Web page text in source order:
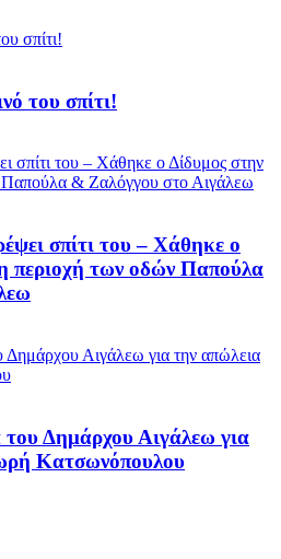
του σπίτι!
σπίτι του – Χάθηκε ο
περιοχή των οδών Παπούλα
Δημάρχου Αιγάλεω για
Κατσωνόπουλου